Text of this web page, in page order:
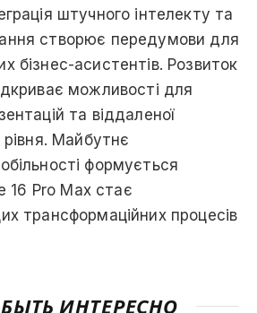
штучного інтелекту та
створює передумови для
бізнес-асистентів. Розвиток
можливості для
та віддаленої
рівня. Майбутнє
формується
16 Pro Max стає
трансформаційних процесів
ИНТЕРЕСНО